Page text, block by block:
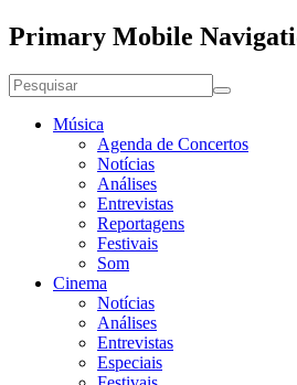
Primary Mobile
Música
Agenda de Concertos
Notícias
Análises
Entrevistas
Reportagens
Festivais
Som
Cinema
Notícias
Análises
Entrevistas
Especiais